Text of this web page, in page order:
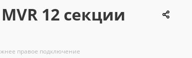
12 секции
правое подключение